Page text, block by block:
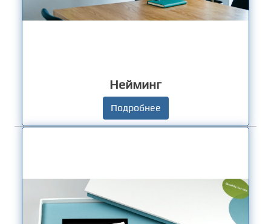
Нейминг
Подробнее